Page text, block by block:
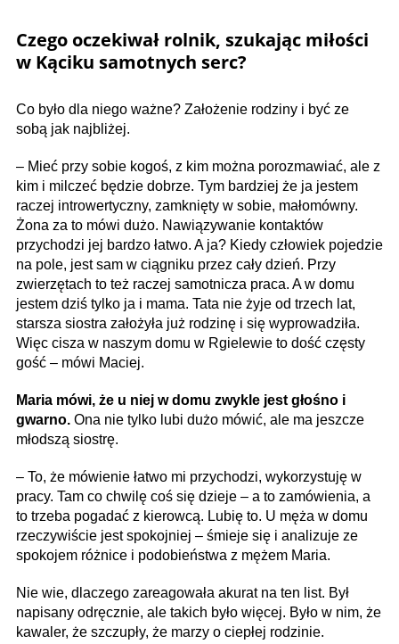
Czego oczekiwał rolnik, szukając miłości
w Kąciku samotnych serc?
Co było dla niego ważne? Założenie rodziny i być ze
sobą jak najbliżej.
– Mieć przy sobie kogoś, z kim można porozmawiać, ale z
kim i milczeć będzie dobrze. Tym bardziej że ja jestem
raczej introwertyczny, zamknięty w sobie, małomówny.
Żona za to mówi dużo. Nawiązywanie kontaktów
przychodzi jej bardzo łatwo. A ja? Kiedy człowiek pojedzie
na pole, jest sam w ciąg­niku przez cały dzień. Przy
zwierzętach to też raczej samotnicza praca. A w domu
jestem dziś tylko ja i mama. Tata nie żyje od trzech lat,
starsza siostra założyła już rodzinę i się wyprowadziła.
Więc cisza w naszym domu w Rgielewie to dość częsty
gość – mówi Maciej.
Maria mówi, że u niej w domu zwykle jest głośno i
gwarno. Ona nie tylko lubi dużo mówić, ale ma jeszcze
młodszą siostrę.
– To, że mówienie łatwo mi przychodzi, wykorzystuję w
pracy. Tam co chwilę coś się dzieje – a to zamówienia, a
to trzeba pogadać z kierowcą. Lubię to. U męża w domu
rzeczywiście jest spokojniej – śmieje się i analizuje ze
spokojem różnice i podobieństwa z mężem Maria.
Nie wie, dlaczego zareagowała akurat na ten list. Był
napisany odręcznie, ale takich było więcej. Było w nim, że
kawaler, że szczupły, że marzy o ciepłej rodzinie.